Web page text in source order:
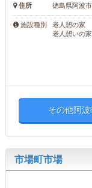
住所 徳島県阿波
施設種別
老人憩の家
老人憩いの家
その他阿
市場町市場